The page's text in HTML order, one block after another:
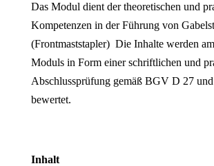
Das Modul dient der theoretischen und
Kompetenzen in der Führung von
(Frontmaststapler) Die Inhalte werden
Moduls in Form einer schriftlichen und
Abschlussprüfung gemäß BGV D 27
bewertet.
Inhalt